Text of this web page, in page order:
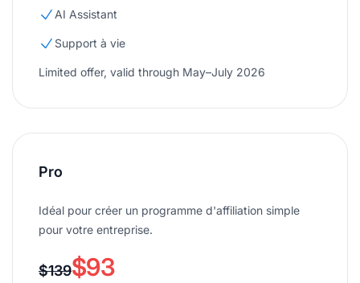
AI Assistant
Support à vie
Limited offer, valid through May–July 2026
Pro
Idéal pour créer un programme d'affiliation simple
pour votre entreprise.
$139$93